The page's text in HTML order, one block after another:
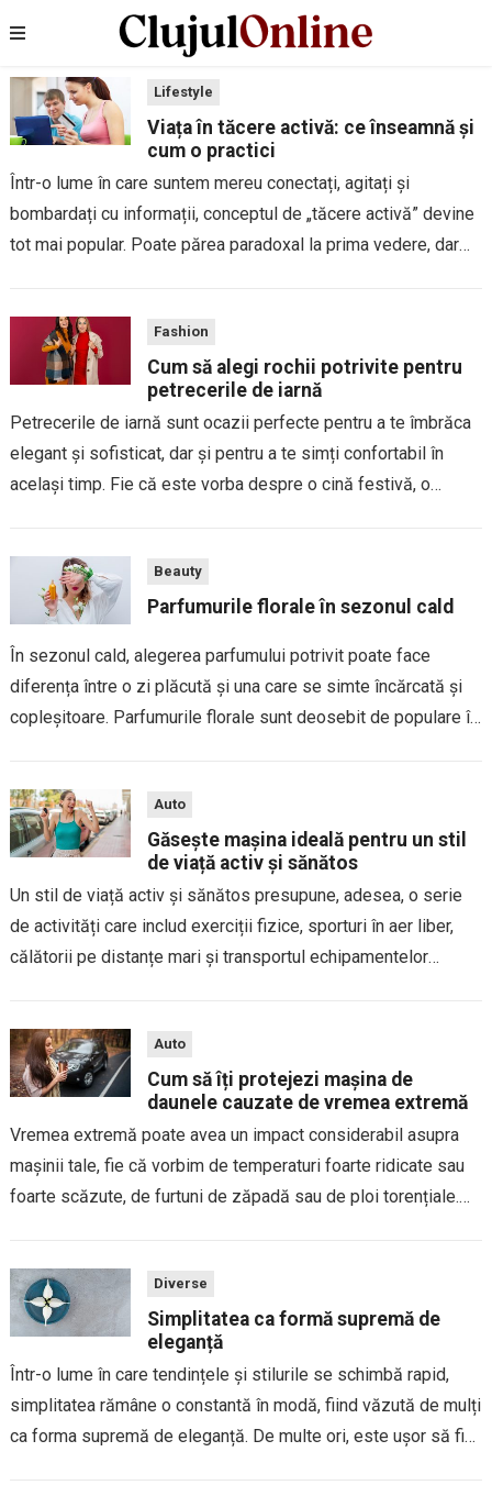
Lifestyle
Viața în tăcere activă: ce înseamnă și
cum o practici
Într-o lume în care suntem mereu conectați, agitați și
bombardați cu informații, conceptul de „tăcere activă” devine
tot mai popular. Poate părea paradoxal la prima vedere, dar
Fashion
Cum să alegi rochii potrivite pentru
petrecerile de iarnă
Petrecerile de iarnă sunt ocazii perfecte pentru a te îmbrăca
elegant și sofisticat, dar și pentru a te simți confortabil în
același timp. Fie că este vorba despre o cină festivă, o
Beauty
Parfumurile florale în sezonul cald
În sezonul cald, alegerea parfumului potrivit poate face
diferența între o zi plăcută și una care se simte încărcată și
copleșitoare. Parfumurile florale sunt deosebit de populare în
Auto
Găsește mașina ideală pentru un stil
de viață activ și sănătos
Un stil de viață activ și sănătos presupune, adesea, o serie
de activități care includ exerciții fizice, sporturi în aer liber,
călătorii pe distanțe mari și transportul echipamentelor
Auto
Cum să îți protejezi mașina de
daunele cauzate de vremea extremă
Vremea extremă poate avea un impact considerabil asupra
mașinii tale, fie că vorbim de temperaturi foarte ridicate sau
foarte scăzute, de furtuni de zăpadă sau de ploi torențiale.
Diverse
Simplitatea ca formă supremă de
eleganță
Într-o lume în care tendințele și stilurile se schimbă rapid,
simplitatea rămâne o constantă în modă, fiind văzută de mulți
ca forma supremă de eleganță. De multe ori, este ușor să fim